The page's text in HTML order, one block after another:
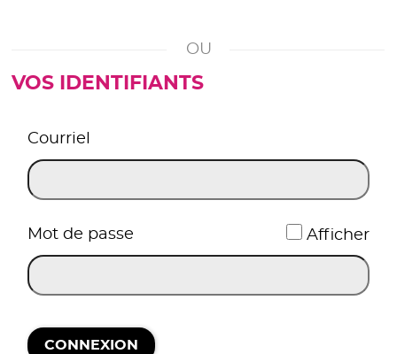
VOS IDENTIFIANTS
Courriel
*
Mot de passe Afficher
CONNEXION